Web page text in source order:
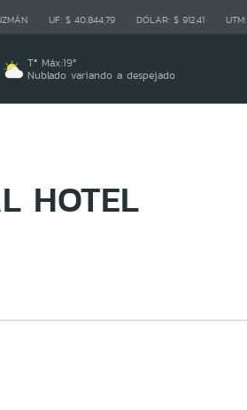
UF: $ 40.844,79 DÓLAR: $ 912,41 UTM:
Tª Máx:19º
Nublado variando a despejado
HOTEL